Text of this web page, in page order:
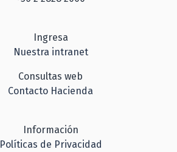
Ingresa
Nuestra intranet
Consultas web
Contacto Hacienda
Información
Políticas de Privacidad